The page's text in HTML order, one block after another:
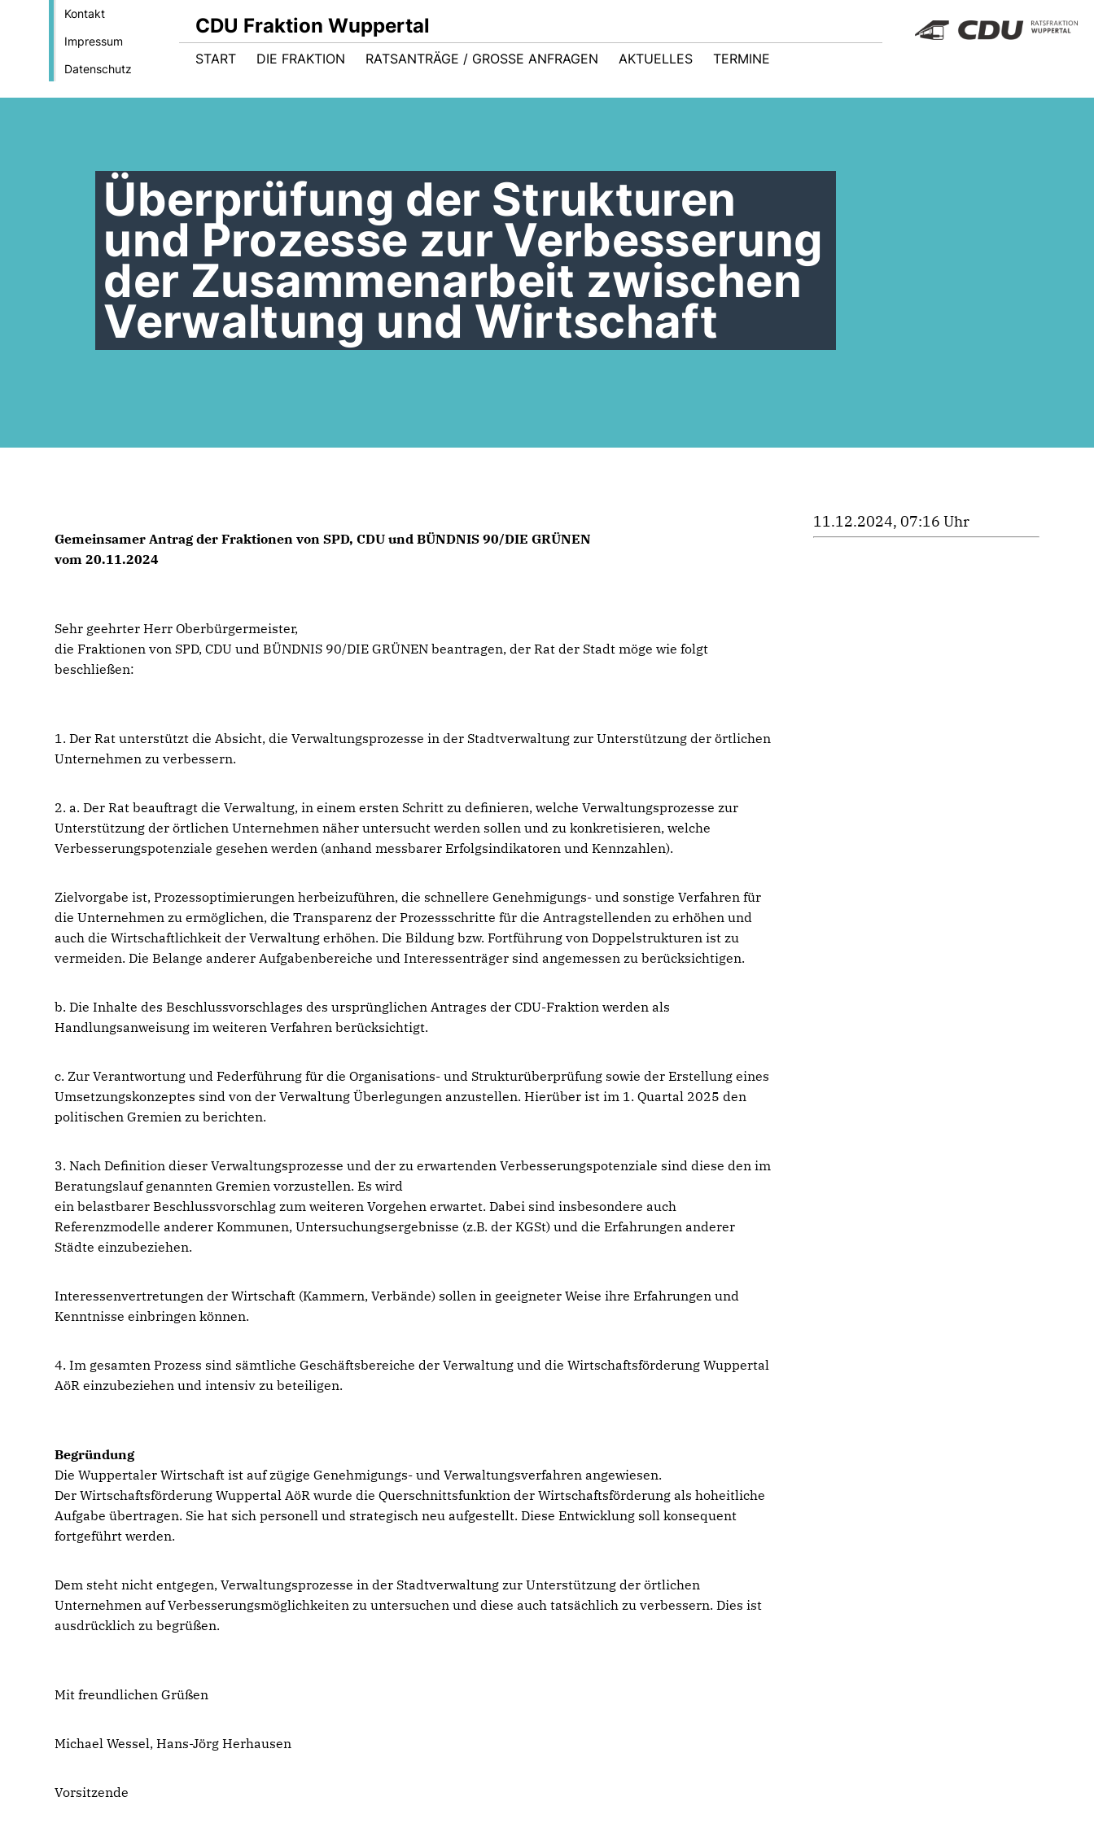
Kontakt
Impressum
Datenschutz
CDU Fraktion Wuppertal
START DIE FRAKTION RATSANTRÄGE / GROSSE ANFRAGEN AKTUELLES TERMINE
Überprüfung der Strukturen
und Prozesse zur Verbesserung
der Zusammenarbeit zwischen
Verwaltung und Wirtschaft
Gemeinsamer Antrag der Fraktionen von SPD, CDU und BÜNDNIS 90/DIE GRÜNEN
vom 20.11.2024
Sehr geehrter Herr Oberbürgermeister,
die Fraktionen von SPD, CDU und BÜNDNIS 90/DIE GRÜNEN beantragen, der Rat der Stadt möge wie folgt
beschließen:
1. Der Rat unterstützt die Absicht, die Verwaltungsprozesse in der Stadtverwaltung zur Unterstützung der örtlichen
Unternehmen zu verbessern.
2. a. Der Rat beauftragt die Verwaltung, in einem ersten Schritt zu definieren, welche Verwaltungsprozesse zur
Unterstützung der örtlichen Unternehmen näher untersucht werden sollen und zu konkretisieren, welche
Verbesserungspotenziale gesehen werden (anhand messbarer Erfolgsindikatoren und Kennzahlen).
Zielvorgabe ist, Prozessoptimierungen herbeizuführen, die schnellere Genehmigungs- und sonstige Verfahren für
die Unternehmen zu ermöglichen, die Transparenz der Prozessschritte für die Antragstellenden zu erhöhen und
auch die Wirtschaftlichkeit der Verwaltung erhöhen. Die Bildung bzw. Fortführung von Doppelstrukturen ist zu
vermeiden. Die Belange anderer Aufgabenbereiche und Interessenträger sind angemessen zu berücksichtigen.
b. Die Inhalte des Beschlussvorschlages des ursprünglichen Antrages der CDU-Fraktion werden als
Handlungsanweisung im weiteren Verfahren berücksichtigt.
c. Zur Verantwortung und Federführung für die Organisations- und Strukturüberprüfung sowie der Erstellung eines
Umsetzungskonzeptes sind von der Verwaltung Überlegungen anzustellen. Hierüber ist im 1. Quartal 2025 den
politischen Gremien zu berichten.
3. Nach Definition dieser Verwaltungsprozesse und der zu erwartenden Verbesserungspotenziale sind diese den im
Beratungslauf genannten Gremien vorzustellen. Es wird
ein belastbarer Beschlussvorschlag zum weiteren Vorgehen erwartet. Dabei sind insbesondere auch
Referenzmodelle anderer Kommunen, Untersuchungsergebnisse (z.B. der KGSt) und die Erfahrungen anderer
Städte einzubeziehen.
Interessenvertretungen der Wirtschaft (Kammern, Verbände) sollen in geeigneter Weise ihre Erfahrungen und
Kenntnisse einbringen können.
4. Im gesamten Prozess sind sämtliche Geschäftsbereiche der Verwaltung und die Wirtschaftsförderung Wuppertal
AöR einzubeziehen und intensiv zu beteiligen.
Begründung
Die Wuppertaler Wirtschaft ist auf zügige Genehmigungs- und Verwaltungsverfahren angewiesen.
Der Wirtschaftsförderung Wuppertal AöR wurde die Querschnittsfunktion der Wirtschaftsförderung als hoheitliche
Aufgabe übertragen. Sie hat sich personell und strategisch neu aufgestellt. Diese Entwicklung soll konsequent
fortgeführt werden.
Dem steht nicht entgegen, Verwaltungsprozesse in der Stadtverwaltung zur Unterstützung der örtlichen
Unternehmen auf Verbesserungsmöglichkeiten zu untersuchen und diese auch tatsächlich zu verbessern. Dies ist
ausdrücklich zu begrüßen.
Mit freundlichen Grüßen
Michael Wessel, Hans-Jörg Herhausen
Vorsitzende
11.12.2024, 07:16 Uhr